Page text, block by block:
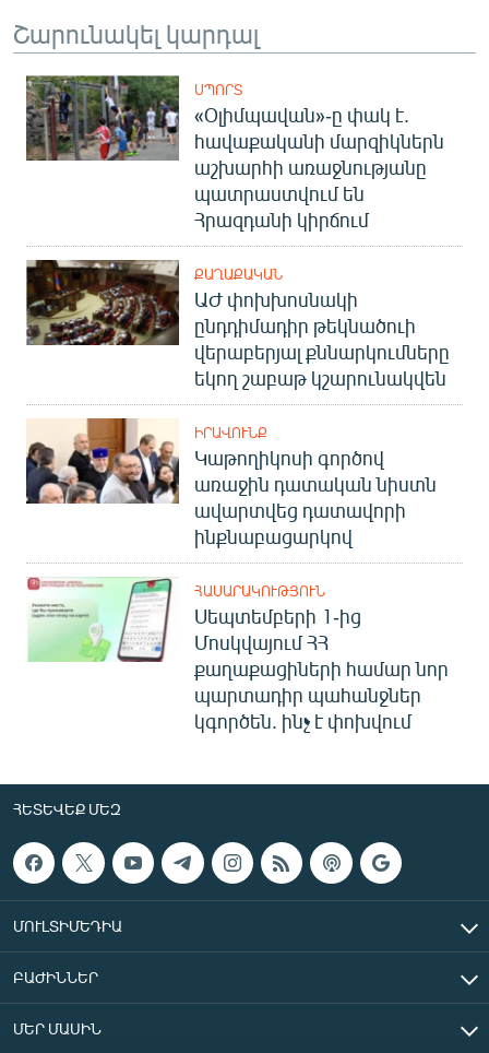
Շարունակել կարդալ
ՍՊՈՐՏ
«Օլիմպավան»-ը փակ է.
հավաքականի մարզիկներն
աշխարհի առաջնությանը
պատրաստվում են
Հրազդանի կիրճում
ՔԱՂԱՔԱԿԱՆ
ԱԺ փոխխոսնակի
ընդդիմադիր թեկնածուի
վերաբերյալ քննարկումները
եկող շաբաթ կշարունակվեն
ԻՐԱՎՈՒՆՔ
Կաթողիկոսի գործով
առաջին դատական նիստն
ավարտվեց դատավորի
ինքնաբացարկով
ՀԱՍԱՐԱԿՈՒԹՅՈՒՆ
Սեպտեմբերի 1-ից
Մոսկվայում ՀՀ
քաղաքացիների համար նոր
պարտադիր պահանջներ
կգործեն. ինչ է փոխվում
ՀԵՏԵՎԵՔ ՄԵԶ
ՄՈՒԼՏԻՄԵԴԻԱ
ԲԱԺԻՆՆԵՐ
ՄԵՐ ՄԱՍԻՆ